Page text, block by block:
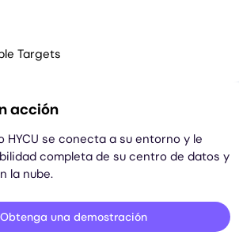
Targets
acción
HYCU se conecta a su entorno y le
completa de su centro de datos y
la nube.
Obtenga una demostración